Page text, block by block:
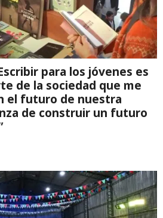
para los jóvenes es
de la sociedad que me
el futuro de nuestra
de construir un futuro